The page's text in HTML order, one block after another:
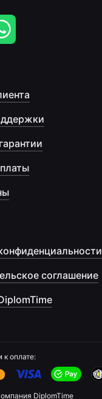
соглашение
оплате:
DiplomTime